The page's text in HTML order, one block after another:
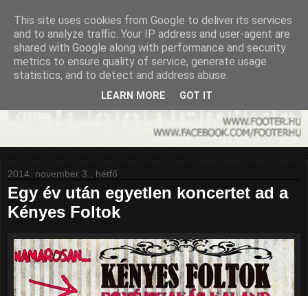
2014. november 3., hétfő
Egy év után egyetlen koncertet ad a
Kényes Foltok
This site uses cookies from Google to deliver its services
and to analyze traffic. Your IP address and user-agent are
shared with Google along with performance and security
metrics to ensure quality of service, generate usage
statistics, and to detect and address abuse.
LEARN MORE GOT IT